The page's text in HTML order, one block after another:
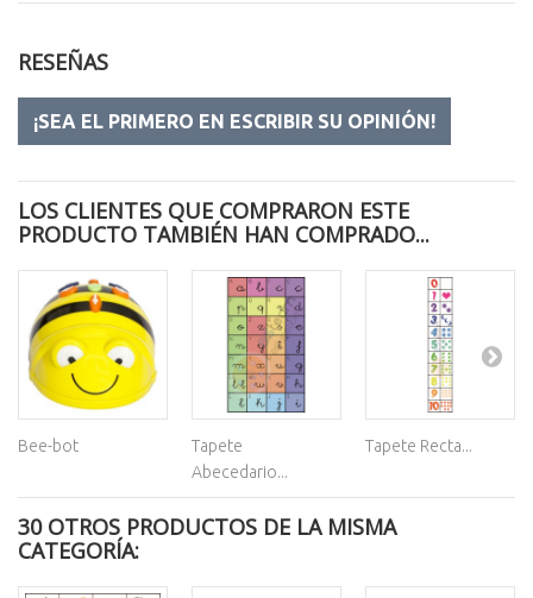
RESEÑAS
¡SEA EL PRIMERO EN ESCRIBIR SU OPINIÓN!
LOS CLIENTES QUE COMPRARON ESTE
PRODUCTO TAMBIÉN HAN COMPRADO...
Bee-bot
Tapete
Abecedario...
Tapete Recta...
30 OTROS PRODUCTOS DE LA MISMA
CATEGORÍA: